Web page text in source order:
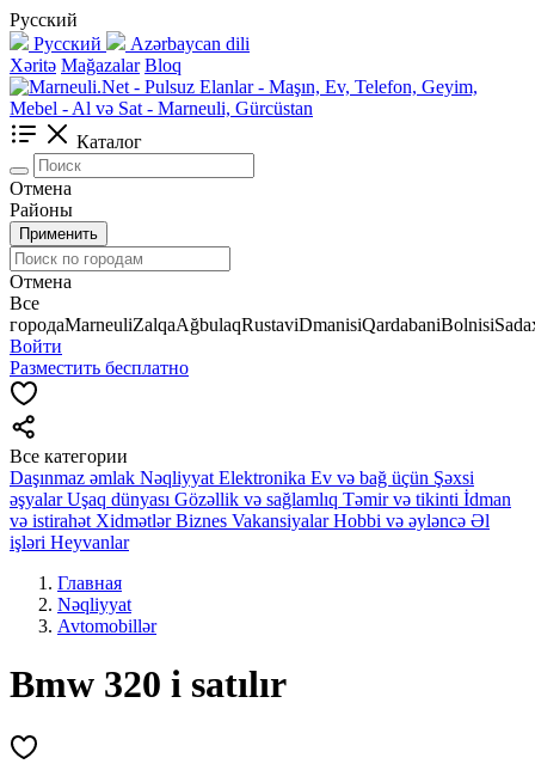
Русский
Русский
Azərbaycan dili
Xəritə Mağazalar Bloq
Каталог
Отмена
Районы
Применить
Отмена
Все
городаMarneuliZalqaAğbulaqRustaviDmanisiQardabaniBolnisi
Войти
Разместить бесплатно
Все категории
Daşınmaz əmlak Nəqliyyat Elektronika Ev və bağ üçün Şəxsi
əşyalar Uşaq dünyası Gözəllik və sağlamlıq Təmir və tikinti İdman
və istirahət Xidmətlər Biznes Vakansiyalar Hobbi və əyləncə Əl
işləri Heyvanlar
Главная
Nəqliyyat
Avtomobillər
Bmw 320 i satılır